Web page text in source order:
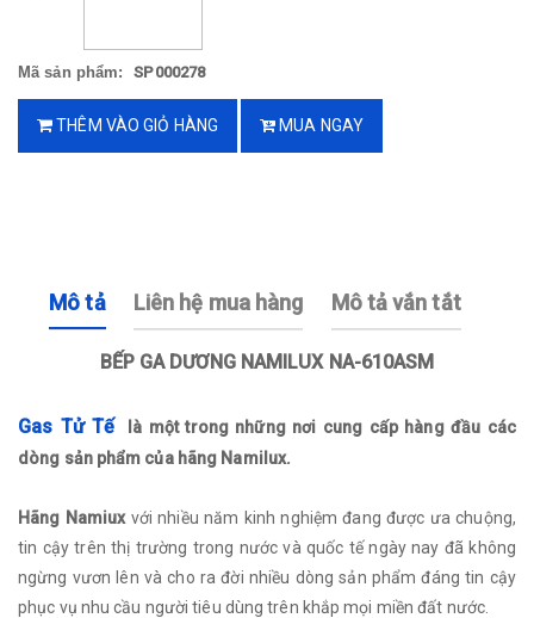
Mã sản phẩm: SP000278
THÊM VÀO GIỎ HÀNG MUA NGAY
Mô tả Liên hệ mua hàng Mô tả vắn tắt
BẾP GA DƯƠNG NAMILUX NA-610ASM
Gas Tử Tế
là một trong những nơi cung cấp hàng đầu các
dòng sản phẩm của hãng Namilux.
Hãng Namiuxvới nhiều năm kinh nghiệm đang được ưa chuộng,
tin cậy trên thị trường trong nước và quốc tế ngày nay đã không
ngừng vươn lên và cho ra đời nhiều dòng sản phẩm đáng tin cậy
phục vụ nhu cầu người tiêu dùng trên khắp mọi miền đất nước.